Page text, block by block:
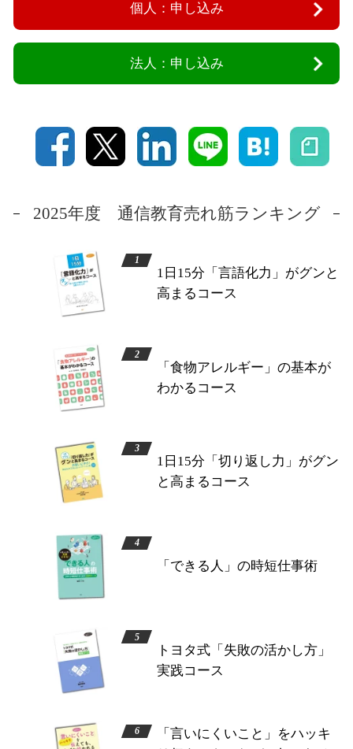
個人：申し込み
法人：申し込み
2025年度 通信教育売れ筋ランキング
1日15分「言語化力」がグンと
高まるコース
「食物アレルギー」の基本が
わかるコース
1日15分「切り返し力」がグン
と高まるコース
「できる人」の時短仕事術
トヨタ式「失敗の活かし方」
実践コース
「言いにくいこと」をハッキ